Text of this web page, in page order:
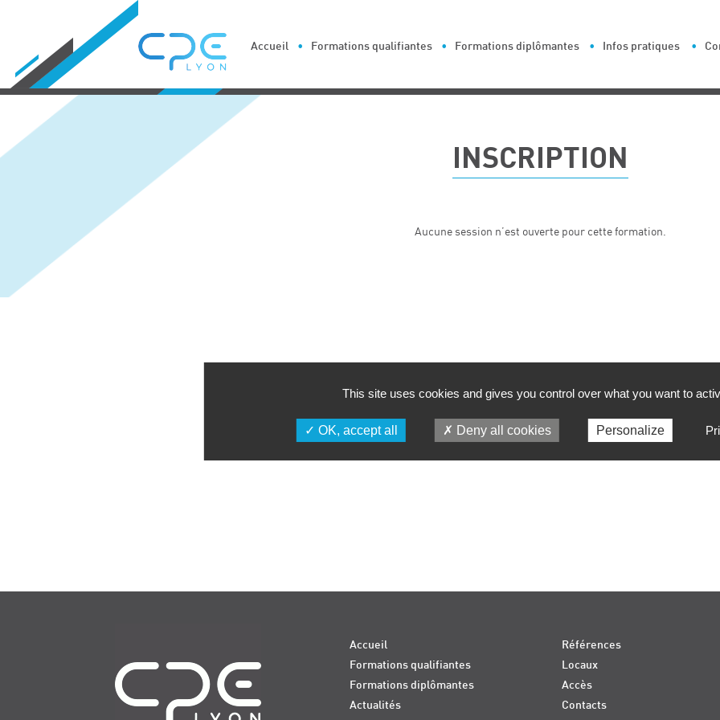
Accueil Formations qualifiantes Formations diplômantes Infos pratiques
INSCRIPTION
Aucune session n’est ouverte pour cette formation.
Accueil
Formations qualifiantes
Formations diplômantes
Actualités
Références
Locaux
Accès
Contacts
Cookies management panel
This site uses cookies and gives you control over what you want to
OK, accept all Deny all cookies Personalize